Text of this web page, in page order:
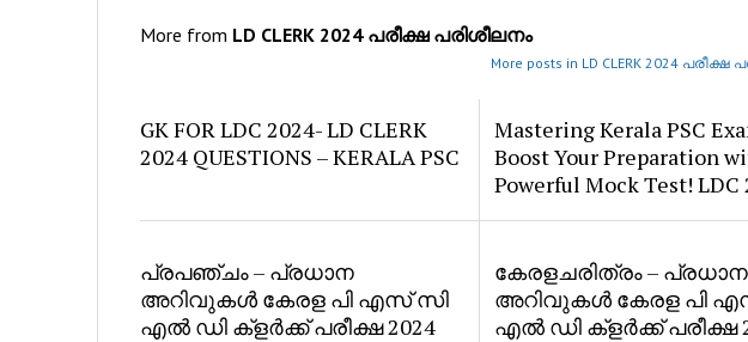
More from LD CLERK 2024 പരീക്ഷ പരിശീലനം
More posts in LD CLERK 2024 പരീക്ഷ
GK FOR LDC 2024- LD CLERK
2024 QUESTIONS – KERALA PSC
Mastering Kerala PSC
Boost Your Preparation
Powerful Mock Test! LDC
പ്രപഞ്ചം – പ്രധാന
അറിവുകൾ കേരള പി എസ് സി
എൽ ഡി ക്ളർക്ക് പരീക്ഷ 2024
കേരളചരിത്രം – പ്രധാന
അറിവുകൾ കേരള പി
എൽ ഡി ക്ളർക്ക് പരീക്ഷ